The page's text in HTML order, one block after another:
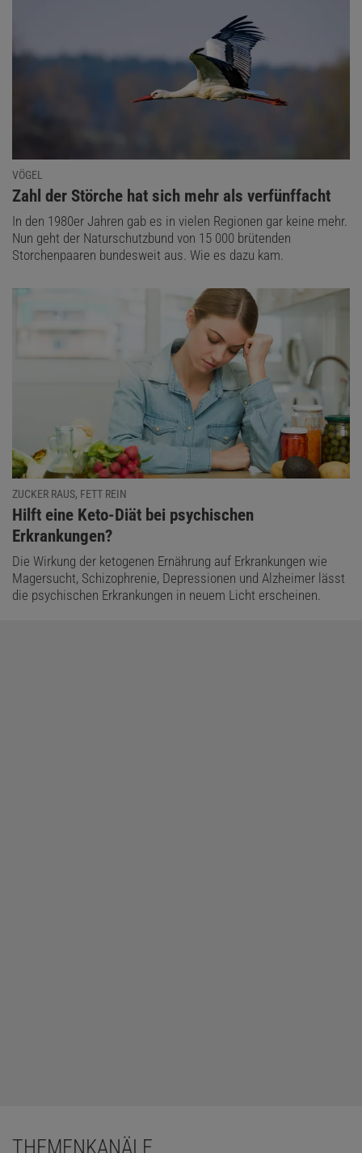
VÖGEL
:
Zahl der Störche hat sich mehr als verfünffacht
In den 1980er Jahren gab es in vielen Regionen gar keine mehr.
Nun geht der Naturschutzbund von 15 000 brütenden
Storchenpaaren bundesweit aus. Wie es dazu kam.
ZUCKER RAUS, FETT REIN
:
Hilft eine Keto-Diät bei psychischen
Erkrankungen?
Die Wirkung der ketogenen Ernährung auf Erkrankungen wie
Magersucht, Schizophrenie, Depressionen und Alzheimer lässt
die psychischen Erkrankungen in neuem Licht erscheinen.
THEMENKANÄLE